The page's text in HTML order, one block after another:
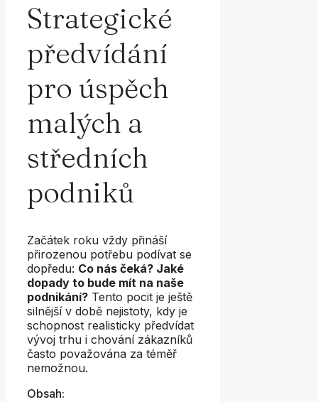
Strategické
předvídání
pro úspěch
malých a
středních
podniků
Začátek roku vždy přináší
přirozenou potřebu podívat se
dopředu: Co nás čeká? Jaké
dopady to bude mít na naše
podnikání? Tento pocit je ještě
silnější v době nejistoty, kdy je
schopnost realisticky předvídat
vývoj trhu i chování zákazníků
často považována za téměř
nemožnou.
Obsah: